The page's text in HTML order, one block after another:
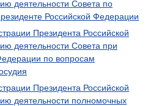
деятельности Совета по
Российской Федерации
Президента Российской
деятельности Совета при
по вопросам
Президента Российской
деятельности полномочных